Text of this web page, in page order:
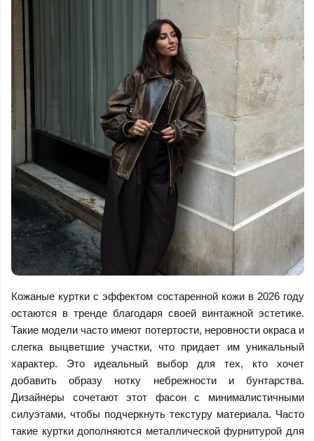
Кожаные куртки с эффектом состаренной кожи в 2026 году
остаются в тренде благодаря своей винтажной эстетике.
Такие модели часто имеют потертости, неровности окраса и
слегка выцветшие участки, что придает им уникальный
характер. Это идеальный выбор для тех, кто хочет
добавить образу нотку небрежности и бунтарства.
Дизайнеры сочетают этот фасон с минималистичными
силуэтами, чтобы подчеркнуть текстуру материала. Часто
такие куртки дополняются металлической фурнитурой для